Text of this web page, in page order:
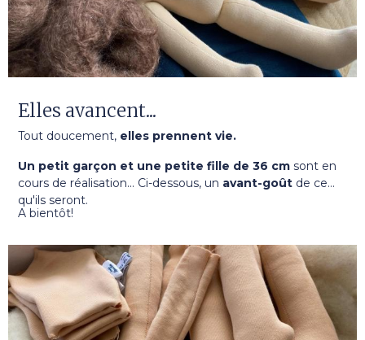
Elles avancent...
Tout doucement, elles prennent vie.
Un petit garçon et une petite fille de 36 cm sont en
cours de réalisation... Ci-dessous, un avant-goût de ce
qu'ils seront.
A bientôt!